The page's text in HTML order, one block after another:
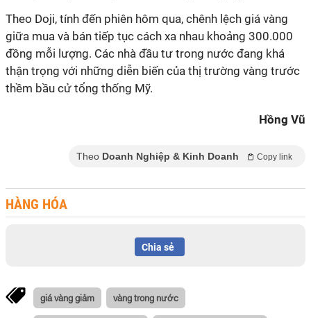
Theo Doji, tính đến phiên hôm qua, chênh lệch giá vàng
giữa mua và bán tiếp tục cách xa nhau khoảng 300.000
đồng mỗi lượng. Các nhà đầu tư trong nước đang khá
thận trọng với những diễn biến của thị trường vàng trước
thềm bầu cử tổng thống Mỹ.
Hồng Vũ
Theo Doanh Nghiệp & Kinh Doanh Copy link
HÀNG HÓA
Chia sẻ
giá vàng giảm vàng trong nước